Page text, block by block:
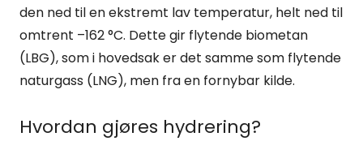
den ned til en ekstremt lav temperatur, helt ned til
omtrent –162 °C. Dette gir flytende biometan
(LBG), som i hovedsak er det samme som flytende
naturgass (LNG), men fra en fornybar kilde.
Hvordan gjøres hydrering?